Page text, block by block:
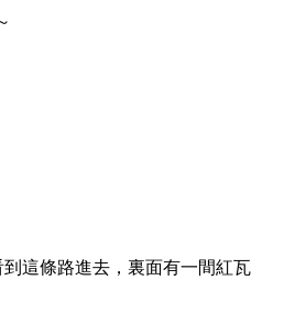
這條路進去，裏面有一間紅瓦